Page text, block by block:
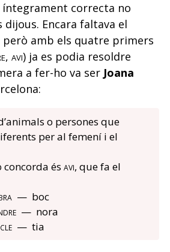
correcta no
Encara faltava el
però amb els quatre primers
avi) ja es podia resoldre
a fer-ho va ser Joana
o persones que
per al femení i el
concorda és avi, que fa el
— boc
— nora
— tia